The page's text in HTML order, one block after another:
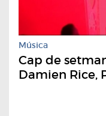
Música
Cap de
Damien Rice,